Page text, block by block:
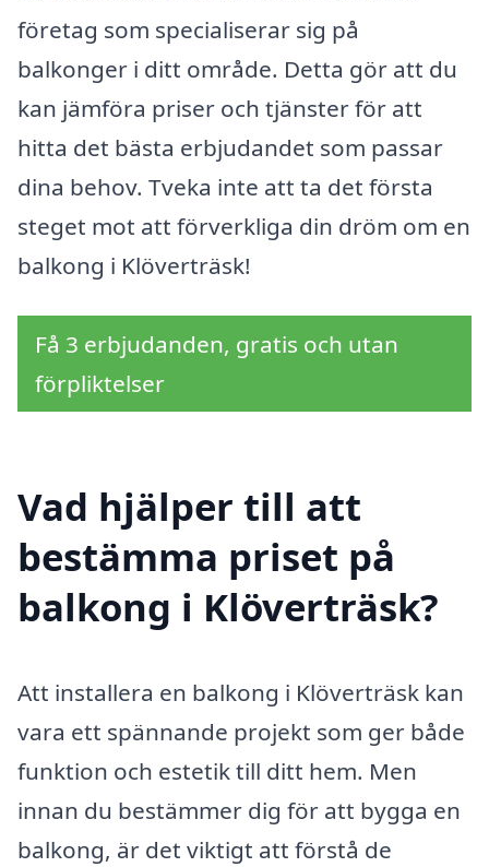
företag som specialiserar sig på
balkonger i ditt område. Detta gör att du
kan jämföra priser och tjänster för att
hitta det bästa erbjudandet som passar
dina behov. Tveka inte att ta det första
steget mot att förverkliga din dröm om en
balkong i Klöverträsk!
Få 3 erbjudanden, gratis och utan
förpliktelser
Vad hjälper till att
bestämma priset på
balkong i Klöverträsk?
Att installera en balkong i Klöverträsk kan
vara ett spännande projekt som ger både
funktion och estetik till ditt hem. Men
innan du bestämmer dig för att bygga en
balkong, är det viktigt att förstå de